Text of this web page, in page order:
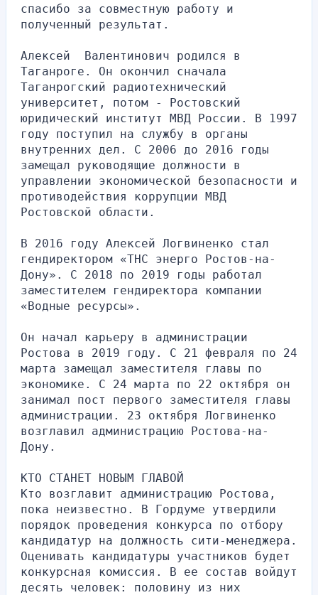
спасибо за совместную работу и
полученный результат.
Алексей  Валентинович родился в
Таганроге. Он окончил сначала
Таганрогский радиотехнический
университет, потом - Ростовский
юридический институт МВД России. В 1997
году поступил на службу в органы
внутренних дел. С 2006 до 2016 годы
замещал руководящие должности в
управлении экономической безопасности и
противодействия коррупции МВД
Ростовской области.
В 2016 году Алексей Логвиненко стал
гендиректором «ТНС энерго Ростов-на-
Дону». С 2018 по 2019 годы работал
заместителем гендиректора компании
«Водные ресурсы».
Он начал карьеру в администрации
Ростова в 2019 году. С 21 февраля по 24
марта замещал заместителя главы по
экономике. С 24 марта по 22 октября он
занимал пост первого заместителя главы
администрации. 23 октября Логвиненко
возглавил администрацию Ростова-на-
Дону.
КТО СТАНЕТ НОВЫМ ГЛАВОЙ
Кто возглавит администрацию Ростова,
пока неизвестно. В Гордуме утвердили
порядок проведения конкурса по отбору
кандидатур на должность сити-менеджера.
Оценивать кандидатуры участников будет
конкурсная комиссия. В ее состав войдут
десять человек: половину из них